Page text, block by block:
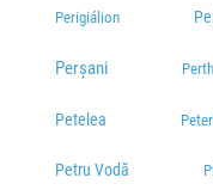
Perigiálion
Perșani Perth
Petelea
Petru Vodă